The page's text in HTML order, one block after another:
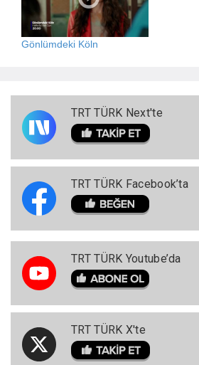
Gönlümdeki Köln
TRT TÜRK Next'te
TRT TÜRK Facebook’ta
TRT TÜRK Youtube’da
TRT TÜRK X'te